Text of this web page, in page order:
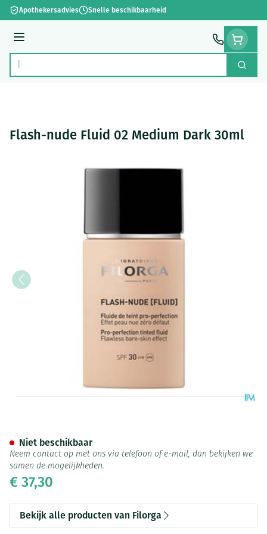
Ga naar de inhoud
Apothekersadvies Snelle beschikbaarheid
Menu
Product, merk, categorie... Zoek
Flash-nude Fluid 02 Medium Dark 30ml
€ 37,30
Niet beschikbaar
Neem contact op met ons via telefoon of e-mail, dan bekijken we
samen de mogelijkheden.
Bekijk alle producten van Filorga